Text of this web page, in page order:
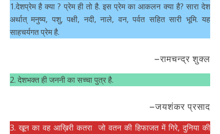
1.देशप्रेम है क्या ? प्रेम ही तो है. इस प्रेम का आकलन क्या है? सारा देश
अर्थात् मनुष्य, पशु, पक्षी, नदी, नाले, वन, पर्वत सहित सारी भूमि. यह
साहचर्यगत प्रेम है.
–रामचन्द्र शुक्ल
2. देशभक्त ही जननी का सच्चा पुत्र है.
–जयशंकर प्रसाद
3. खून का वह आख़िरी कतरा जो वतन की हिफाजत में गिरे, दुनिया की